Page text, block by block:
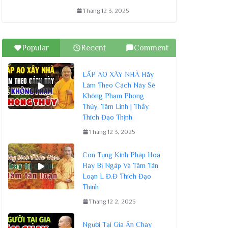
Tháng 12 3, 2025
Popular Recent Comment
LẤP AO XÂY NHÀ Hãy
Làm Theo Cách Này Sẽ
Không Phạm Phong
Thủy, Tâm Linh | Thầy
Thích Đạo Thịnh
Tháng 12 3, 2025
Con Tụng Kinh Pháp Hoa
Hay Bị Ngáp Và Tâm Tán
Loạn L Đ.Đ Thích Đạo
Thịnh
Tháng 12 2, 2025
Người Tại Gia Ăn Chay